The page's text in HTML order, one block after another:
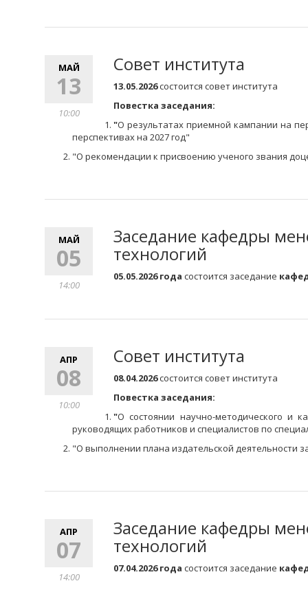
МАЙ
13
10:00
Совет института
13.05.2026состоится совет института
Повестка заседания:
"О результатах приемной кампании на
перспективах на 2027 год"
"О рекомендации к присвоению ученого звания
МАЙ
05
14:00
Заседание кафедры
технологий
05.05.2026 года состоится заседание
АПР
08
10:00
Совет института
08.04.2026состоится совет института
Повестка заседания:
"О состоянии научно-методического и
руководящих работников и специалистов по
"О выполнении плана издательской деятельности
АПР
07
14:00
Заседание кафедры
технологий
07.04.2026 года состоится заседание